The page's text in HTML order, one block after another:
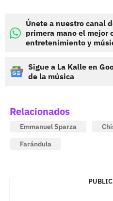
Únete a nuestro canal
primera mano el mejor
entretenimiento y
Sigue a La Kalle en
de la música
Relacionados
Emmanuel Sparza
Farándula